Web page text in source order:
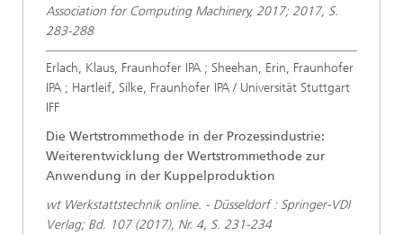
Association for Computing Machinery, 2017; 2017, S.
283-288
Erlach, Klaus, Fraunhofer IPA ; Sheehan, Erin, Fraunhofer
IPA ; Hartleif, Silke, Fraunhofer IPA / Universität Stuttgart
IFF
Die Wertstrommethode in der Prozessindustrie:
Weiterentwicklung der Wertstrommethode zur
Anwendung in der Kuppelproduktion
wt Werkstattstechnik online. - Düsseldorf : Springer-VDI
Verlag; Bd. 107 (2017), Nr. 4, S. 231-234